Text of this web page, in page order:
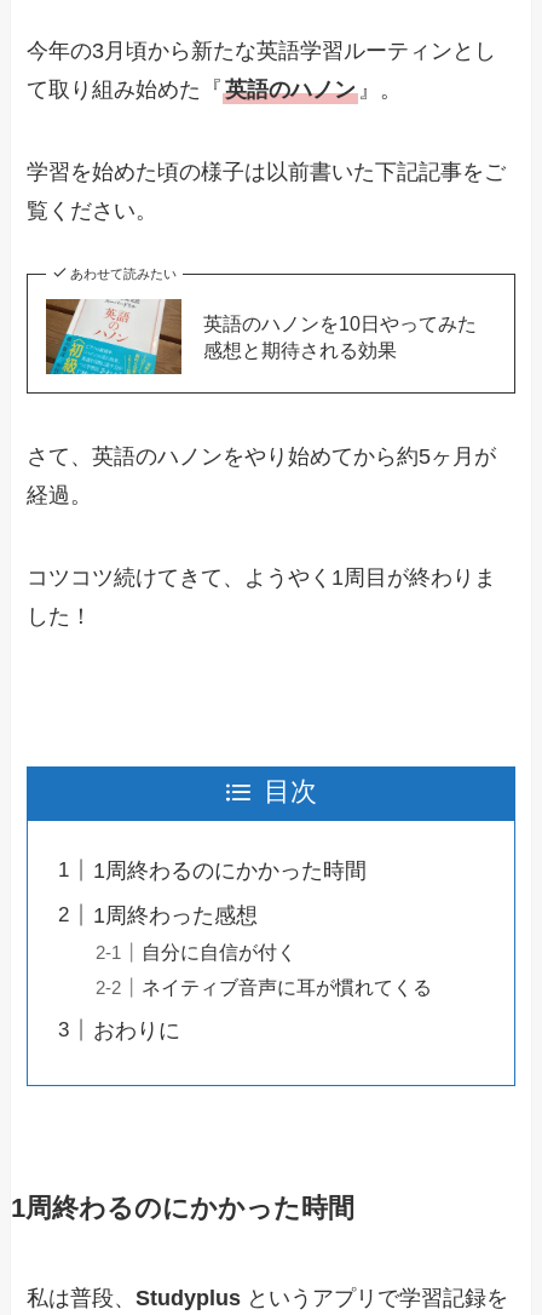
今年の3月頃から新たな英語学習ルーティンとし
て取り組み始めた『英語のハノン』。
学習を始めた頃の様子は以前書いた下記記事をご
覧ください。
あわせて読みたい
英語のハノンを10日やってみた
感想と期待される効果
さて、英語のハノンをやり始めてから約5ヶ月が
経過。
コツコツ続けてきて、ようやく1周目が終わりま
した！
目次
1周終わるのにかかった時間
1周終わった感想
自分に自信が付く
ネイティブ音声に耳が慣れてくる
おわりに
1周終わるのにかかった時間
私は普段、Studyplus というアプリで学習記録を